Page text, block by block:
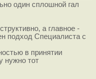
один сплошной гал
а главное -
подход Специалиста с
в принятии
нужно тот